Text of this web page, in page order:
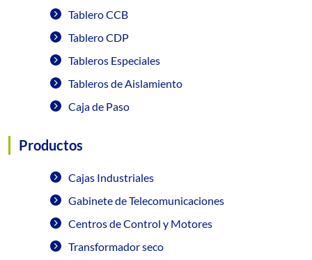
Tablero CCB
Tablero CDP
Tableros Especiales
Tableros de Aislamiento
Caja de Paso
Productos
Cajas Industriales
Gabinete de Telecomunicaciones
Centros de Control y Motores
Transformador seco